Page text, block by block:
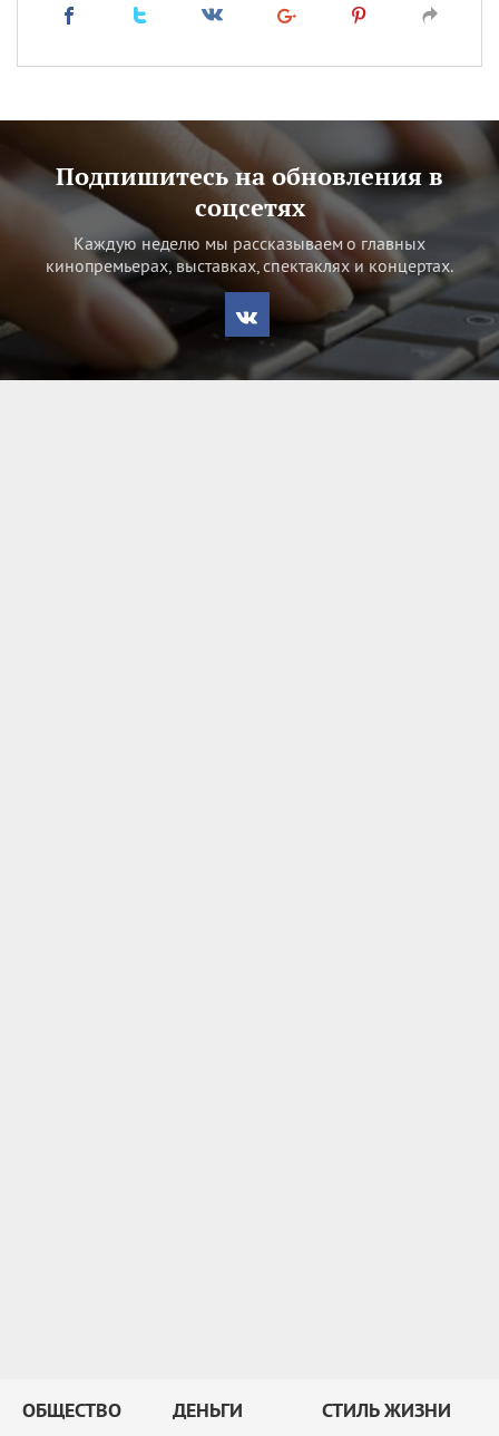
Подпишитесь на обновления в
соцсетях
Каждую неделю мы рассказываем о главных
кинопремьерах, выставках, спектаклях и концертах.
ОБЩЕСТВО ДЕНЬГИ СТИЛЬ ЖИЗНИ